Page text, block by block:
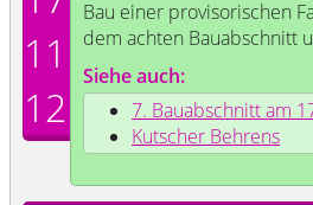
11
12
Bau einer provisorischen
dem achten Bauabschnitt
Siehe auch:
7. Bauabschnitt am
Kutscher Behrens